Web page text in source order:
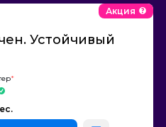
Устойчивый
Акция
*